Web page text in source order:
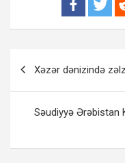
Xəzər dənizində
Səudiyyə Ərəbistan